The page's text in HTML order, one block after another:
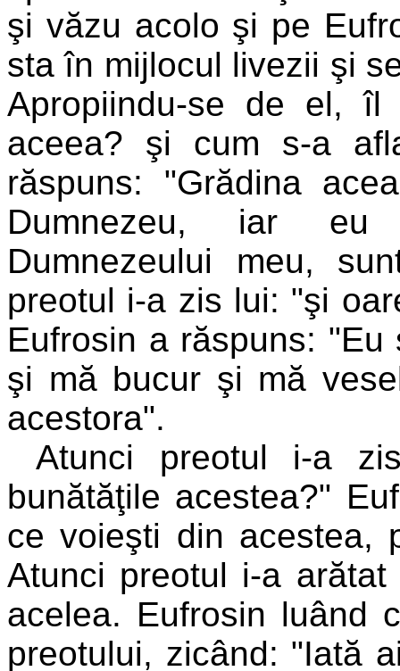
şi văzu acolo şi pe
sta în mijlocul livezii şi
Apropiindu-se de el,
aceea? şi cum s-a
răspuns: "Grădina
Dumnezeu, iar eu
Dumnezeului meu,
preotul i-a zis lui: "şi
Eufrosin a răspuns:
şi mă bucur şi mă
acestora".
Atunci preotul i-a
bunătăţile acestea?"
ce voieşti din acestea,
Atunci preotul i-a
acelea. Eufrosin luând
preotului, zicând: "Iată